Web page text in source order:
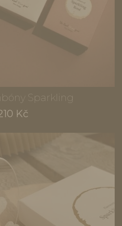
Sparkling
Kč